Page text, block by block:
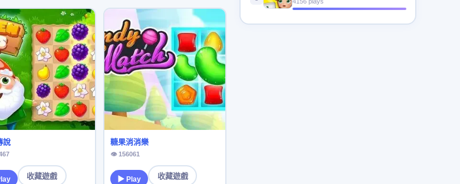
說
收藏遊戲
糖果消消樂
👁 156061
▶ Play 收藏遊戲